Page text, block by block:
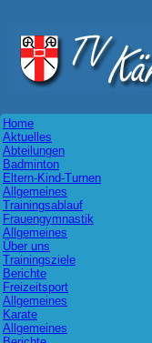
Home
Aktuelles
Abteilungen
Badminton
Eltern-Kind-Turnen
Allgemeines
Trainingsablauf
Frauengymnastik
Allgemeines
Über uns
Trainingsziele
Berichte
Freizeitsport
Allgemeines
Karate
Allgemeines